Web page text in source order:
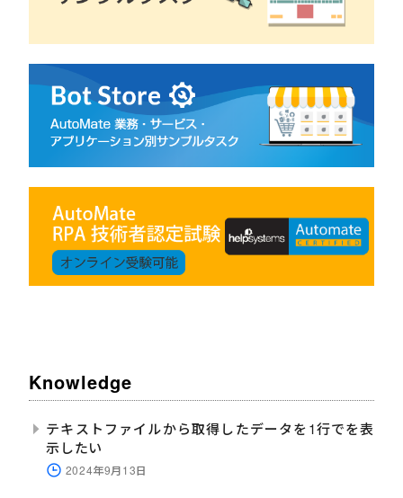
Knowledge
テキストファイルから取得したデータを1行でを表
示したい
2024年9月13日